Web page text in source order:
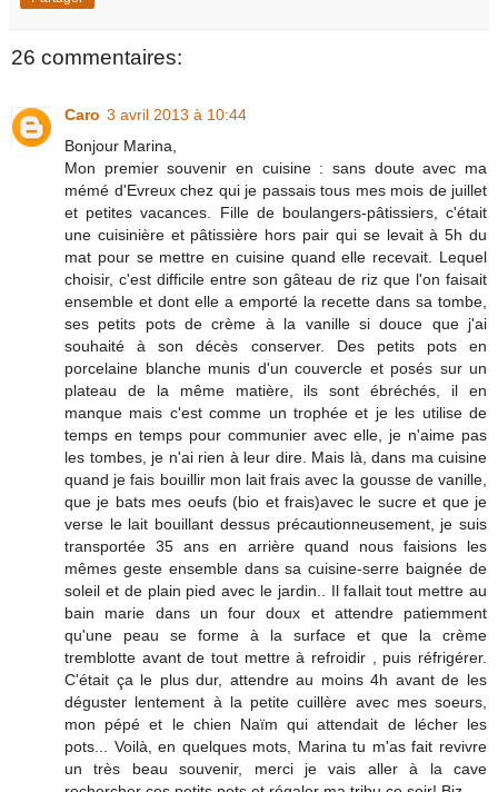
26 commentaires:
Caro 3 avril 2013 à 10:44
Bonjour Marina,
Mon premier souvenir en cuisine : sans doute avec ma
mémé d'Evreux chez qui je passais tous mes mois de juillet
et petites vacances. Fille de boulangers-pâtissiers, c'était
une cuisinière et pâtissière hors pair qui se levait à 5h du
mat pour se mettre en cuisine quand elle recevait. Lequel
choisir, c'est difficile entre son gâteau de riz que l'on faisait
ensemble et dont elle a emporté la recette dans sa tombe,
ses petits pots de crème à la vanille si douce que j'ai
souhaité à son décès conserver. Des petits pots en
porcelaine blanche munis d'un couvercle et posés sur un
plateau de la même matière, ils sont ébréchés, il en
manque mais c'est comme un trophée et je les utilise de
temps en temps pour communier avec elle, je n'aime pas
les tombes, je n'ai rien à leur dire. Mais là, dans ma cuisine
quand je fais bouillir mon lait frais avec la gousse de vanille,
que je bats mes oeufs (bio et frais)avec le sucre et que je
verse le lait bouillant dessus précautionneusement, je suis
transportée 35 ans en arrière quand nous faisions les
mêmes geste ensemble dans sa cuisine-serre baignée de
soleil et de plain pied avec le jardin.. Il fallait tout mettre au
bain marie dans un four doux et attendre patiemment
qu'une peau se forme à la surface et que la crème
tremblotte avant de tout mettre à refroidir , puis réfrigérer.
C'était ça le plus dur, attendre au moins 4h avant de les
déguster lentement à la petite cuillère avec mes soeurs,
mon pépé et le chien Naïm qui attendait de lécher les
pots... Voilà, en quelques mots, Marina tu m'as fait revivre
un très beau souvenir, merci je vais aller à la cave